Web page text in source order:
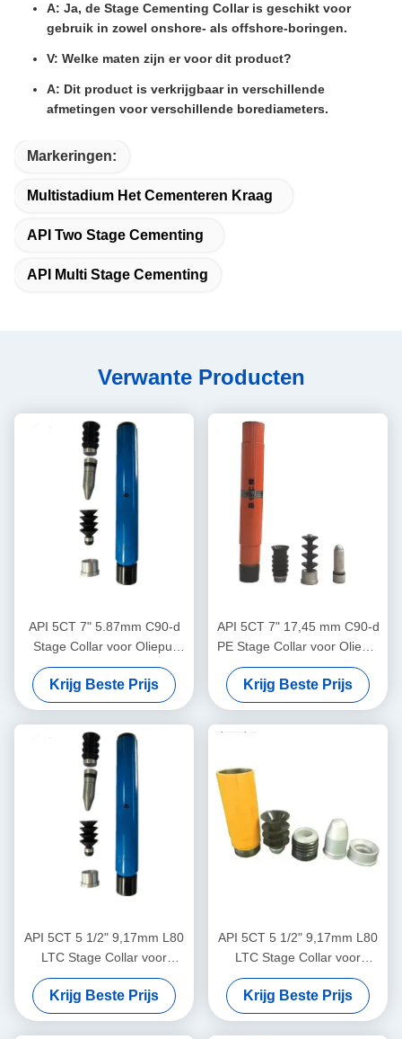
A: Ja, de Stage Cementing Collar is geschikt voor
gebruik in zowel onshore- als offshore-boringen.
V: Welke maten zijn er voor dit product?
A: Dit product is verkrijgbaar in verschillende
afmetingen voor verschillende borediameters.
Markeringen:
Multistadium Het Cementeren Kraag
API Two Stage Cementing
API Multi Stage Cementing
Verwante Producten
API 5CT 7" 5.87mm C90-d
Stage Collar voor Olieput
Cementeren
Krijg Beste Prijs
API 5CT 7" 17,45 mm C90-d
PE Stage Collar voor Olieput
Cementeren
Krijg Beste Prijs
API 5CT 5 1/2" 9,17mm L80
LTC Stage Collar voor
olieput cementering
Krijg Beste Prijs
API 5CT 5 1/2" 9,17mm L80
LTC Stage Collar voor
olieput cementering
Krijg Beste Prijs